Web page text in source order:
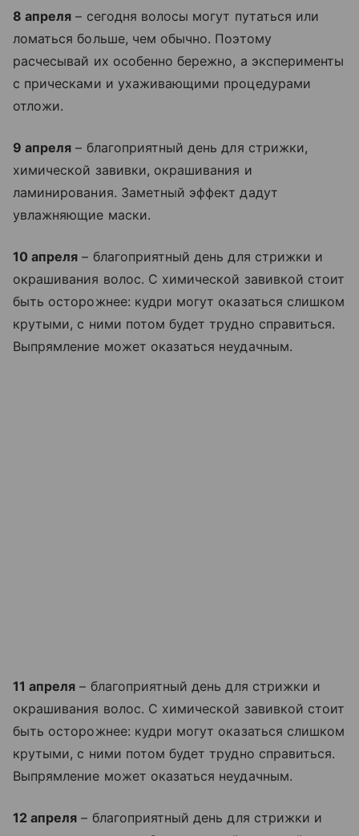
8 апреля – сегодня волосы могут путаться или
ломаться больше, чем обычно. Поэтому
расчесывай их особенно бережно, а эксперименты
с прическами и ухаживающими процедурами
отложи.
9 апреля – благоприятный день для стрижки,
химической завивки, окрашивания и
ламинирования. Заметный эффект дадут
увлажняющие маски.
10 апреля – благоприятный день для стрижки и
окрашивания волос. С химической завивкой стоит
быть осторожнее: кудри могут оказаться слишком
крутыми, с ними потом будет трудно справиться.
Выпрямление может оказаться неудачным.
11 апреля – благоприятный день для стрижки и
окрашивания волос. С химической завивкой стоит
быть осторожнее: кудри могут оказаться слишком
крутыми, с ними потом будет трудно справиться.
Выпрямление может оказаться неудачным.
12 апреля – благоприятный день для стрижки и